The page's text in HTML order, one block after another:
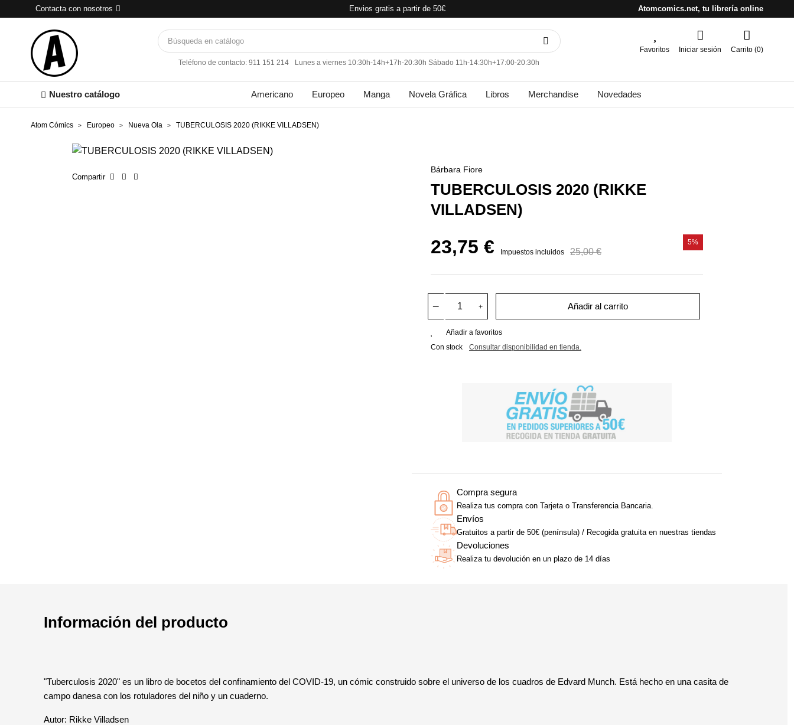
Contacta con nosotros Envios gratis a partir de 50€ Atomcomics.net, tu librería online
Teléfono de contacto: 911 151 214 Lunes a viernes 10:30h-14h+17h-20:30h Sábado 11h-14:30h+17:00-20:30h
Favoritos Iniciar sesión Carrito (0)
Nuestro catálogo Americano Europeo Manga Novela Gráfica Libros Merchandise Novedades
Atom Cómics Europeo Nueva Ola TUBERCULOSIS 2020 (RIKKE VILLADSEN)
Compartir
Bárbara Fiore
TUBERCULOSIS 2020 (RIKKE
VILLADSEN)
23,75 € Impuestos incluidos 25,00 €
5%
Añadir al carrito
Añadir a favoritos
Con stock
Consultar disponibilidad en tienda.
Compra segura
Realiza tus compra con Tarjeta o Transferencia Bancaria.
Envíos
Gratuitos a partir de 50€ (península) / Recogida gratuita en nuestras tiendas
Devoluciones
Realiza tu devolución en un plazo de 14 días
Información del producto
"Tuberculosis 2020" es un libro de bocetos del confinamiento del COVID-19, un cómic construido sobre el universo de los cuadros de Edvard Munch. Está hecho en una casita de
campo danesa con los rotuladores del niño y un cuaderno.
Autor: Rikke Villadsen